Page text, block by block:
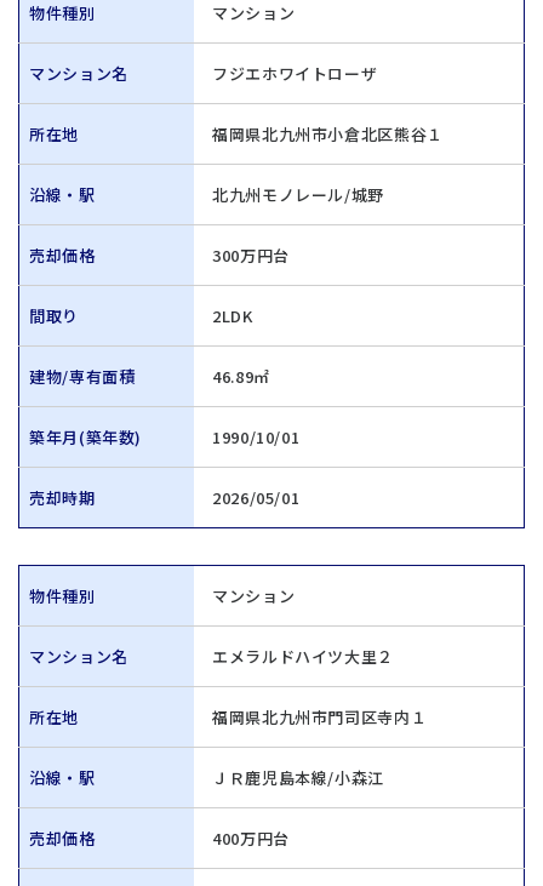
物件種別 マンション
マンション名 フジエホワイトローザ
所在地 福岡県北九州市小倉北区熊谷１
沿線・駅 北九州モノレール/城野
売却価格 300万円台
間取り 2LDK
建物/専有面積 46.89㎡
築年月(築年数) 1990/10/01
売却時期 2026/05/01
物件種別 マンション
マンション名 エメラルドハイツ大里２
所在地 福岡県北九州市門司区寺内１
沿線・駅 ＪＲ鹿児島本線/小森江
売却価格 400万円台